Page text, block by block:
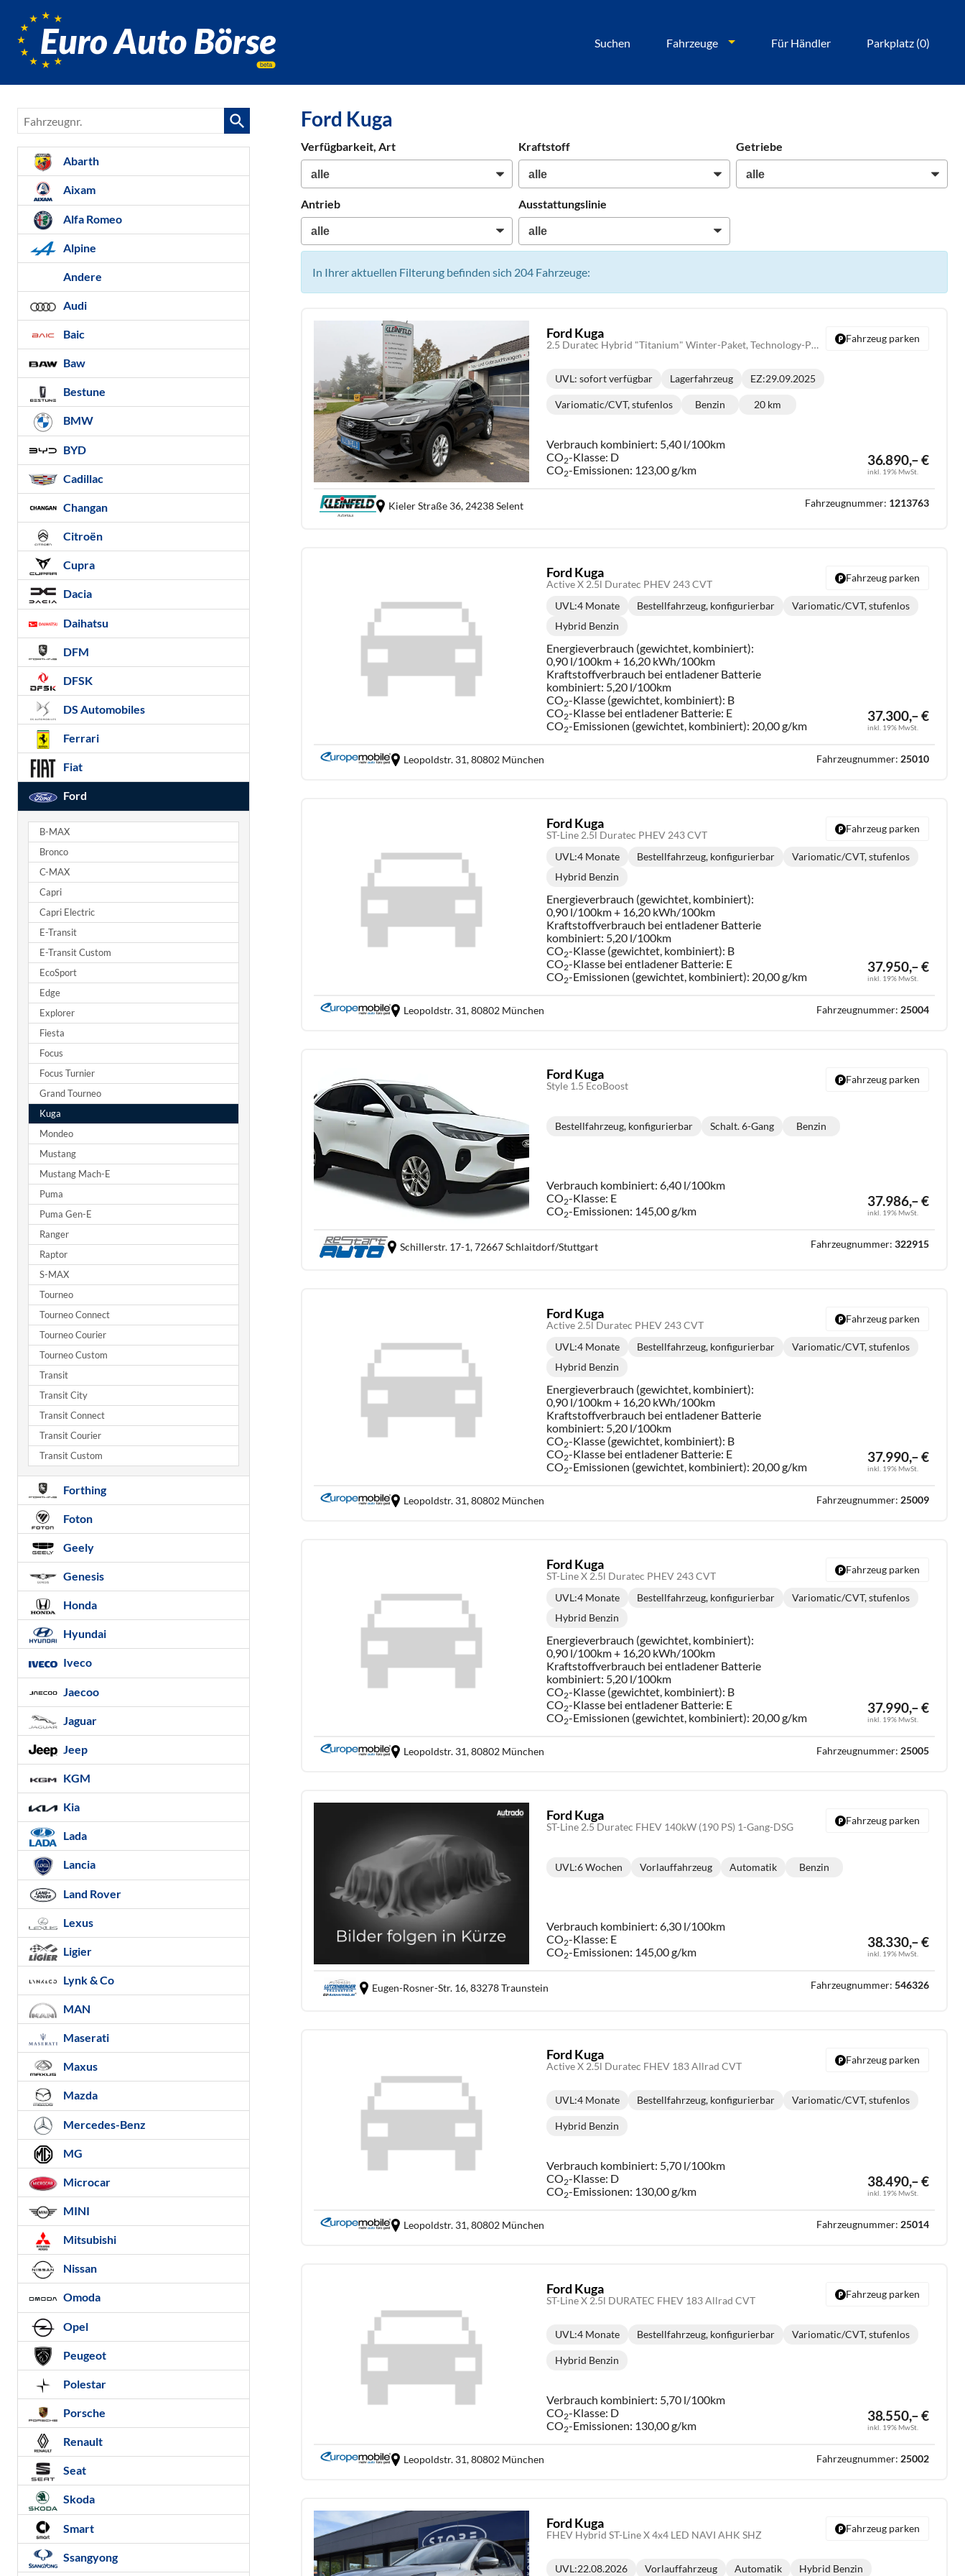
Gebrauchtwagen,
Neuwagen
Suchen Fahrzeuge Für Händler Parkplatz (0)
Ford Kuga
Verfügbarkeit, Art Kraftstoff Getriebe
Antrieb Ausstattungslinie
In Ihrer aktuellen Filterung befinden sich 204 Fahrzeuge:
Ford Kuga
2.5 Duratec Hybrid "Titanium" Winter-Paket, Technology-Paket, el. Panoramadach, AHK abnehmbar
36.890,– €
inkl. 19% MwSt.
Lieferzeit:
UVL: sofort verfügbar Lagerfahrzeug EZ:29.09.2025
Getriebe:
Variomatic/CVT, stufenlos
Kraftstoff:
Benzin
Kilometerstand:
20 km
Verbrauch kombiniert: 5,40 l/100km
CO2-Klasse: D
CO2-Emissionen: 123,00 g/km
Fahrzeug parken
Kieler Straße 36,24238 Selent Fahrzeugnummer: 1213763
Ford Kuga
Active X 2.5l Duratec PHEV 243 CVT
37.300,– €
inkl. 19% MwSt.
UVL:4 Monate Bestellfahrzeug, konfigurierbar
Getriebe:
Variomatic/CVT, stufenlos
Hybrid Benzin
Energieverbrauch (gewichtet, kombiniert):
0,90 l/100km + 16,20 kWh/100km
Kraftstoffverbrauch bei entladener Batterie
kombiniert: 5,20 l/100km
CO2-Klasse (gewichtet, kombiniert): B
CO2-Klasse bei entladener Batterie: E
CO2-Emissionen (gewichtet, kombiniert): 20,00 g/km
Fahrzeug parken
Leopoldstr. 31,80802 München Fahrzeugnummer: 25010
Ford Kuga
ST-Line 2.5l Duratec PHEV 243 CVT
37.950,– €
inkl. 19% MwSt.
UVL:4 Monate Bestellfahrzeug, konfigurierbar
Getriebe:
Variomatic/CVT, stufenlos
Hybrid Benzin
Energieverbrauch (gewichtet, kombiniert):
0,90 l/100km + 16,20 kWh/100km
Kraftstoffverbrauch bei entladener Batterie
kombiniert: 5,20 l/100km
CO2-Klasse (gewichtet, kombiniert): B
CO2-Klasse bei entladener Batterie: E
CO2-Emissionen (gewichtet, kombiniert): 20,00 g/km
Fahrzeug parken
Leopoldstr. 31,80802 München Fahrzeugnummer: 25004
Ford Kuga
Style 1.5 EcoBoost
37.986,– €
inkl. 19% MwSt.
Bestellfahrzeug, konfigurierbar
Getriebe:
Schalt. 6-Gang Benzin
Verbrauch kombiniert:6,40 l/100km
CO2-Klasse: E
CO2-Emissionen: 145,00 g/km
Fahrzeug parken
Schillerstr. 17-1,72667 Schlaitdorf/Stuttgart Fahrzeugnummer: 322915
Ford Kuga
Active 2.5l Duratec PHEV 243 CVT
37.990,– €
inkl. 19% MwSt.
UVL:4 Monate Bestellfahrzeug, konfigurierbar
Getriebe:
Variomatic/CVT, stufenlos
Hybrid Benzin
Energieverbrauch (gewichtet, kombiniert):
0,90 l/100km + 16,20 kWh/100km
Kraftstoffverbrauch bei entladener Batterie
kombiniert: 5,20 l/100km
CO2-Klasse (gewichtet, kombiniert): B
CO2-Klasse bei entladener Batterie: E
CO2-Emissionen (gewichtet, kombiniert): 20,00 g/km
Fahrzeug parken
Leopoldstr. 31,80802 München Fahrzeugnummer: 25009
Ford Kuga
ST-Line X 2.5l Duratec PHEV 243 CVT
37.990,– €
inkl. 19% MwSt.
UVL:4 Monate Bestellfahrzeug, konfigurierbar
Getriebe:
Variomatic/CVT, stufenlos
Hybrid Benzin
Energieverbrauch (gewichtet, kombiniert):
0,90 l/100km + 16,20 kWh/100km
Kraftstoffverbrauch bei entladener Batterie
kombiniert: 5,20 l/100km
CO2-Klasse (gewichtet, kombiniert): B
CO2-Klasse bei entladener Batterie: E
CO2-Emissionen (gewichtet, kombiniert): 20,00 g/km
Fahrzeug parken
Leopoldstr. 31,80802 München Fahrzeugnummer: 25005
Ford Kuga
ST-Line 2.5 Duratec FHEV 140kW (190 PS) 1-Gang-DSG
38.330,– €
inkl. 19% MwSt.
UVL:6 Wochen Vorlauffahrzeug Automatik Benzin
Verbrauch kombiniert:6,30 l/100km
CO2-Klasse: E
CO2-Emissionen: 145,00 g/km
Fahrzeug parken
Eugen-Rosner-Str. 16,83278 Traunstein Fahrzeugnummer: 546326
Ford Kuga
Active X 2.5l Duratec FHEV 183 Allrad CVT
38.490,– €
inkl. 19% MwSt.
Lieferzeit:
UVL:4 Monate Bestellfahrzeug, konfigurierbar
Getriebe:
Variomatic/CVT, stufenlos
Kraftstoff:
Hybrid Benzin
Verbrauch kombiniert: 5,70 l/100km
CO2-Klasse: D
CO2-Emissionen: 130,00 g/km
Fahrzeug parken
Leopoldstr. 31,80802 München Fahrzeugnummer: 25014
Ford Kuga
ST-Line X 2.5l DURATEC FHEV 183 Allrad CVT
38.550,– €
inkl. 19% MwSt.
Lieferzeit:
UVL:4 Monate Bestellfahrzeug, konfigurierbar
Getriebe:
Variomatic/CVT, stufenlos
Kraftstoff:
Hybrid Benzin
Verbrauch kombiniert: 5,70 l/100km
CO2-Klasse: D
CO2-Emissionen: 130,00 g/km
Fahrzeug parken
Leopoldstr. 31,80802 München Fahrzeugnummer: 25002
Ford Kuga
FHEV Hybrid ST-Line X 4x4 LED NAVI AHK SHZ
UVL:22.08.2026 Vorlauffahrzeug Automatik Hybrid Benzin
Fahrzeug parken
Fahrzeugnr.
Abarth
Aixam
Alfa Romeo
Alpine
Andere
Audi
Baic
Baw
Bestune
BMW
BYD
Cadillac
Changan
Citroën
Cupra
Dacia
Daihatsu
DFM
DFSK
DS Automobiles
Ferrari
Fiat
Ford
B-MAX
Bronco
C-MAX
Capri
Capri Electric
E-Transit
E-Transit Custom
EcoSport
Edge
Explorer
Fiesta
Focus
Focus Turnier
Grand Tourneo
Kuga
Mondeo
Mustang
Mustang Mach-E
Puma
Puma Gen-E
Ranger
Raptor
S-MAX
Tourneo
Tourneo Connect
Tourneo Courier
Tourneo Custom
Transit
Transit City
Transit Connect
Transit Courier
Transit Custom
Forthing
Foton
Geely
Genesis
Honda
Hyundai
Iveco
Jaecoo
Jaguar
Jeep
KGM
Kia
Lada
Lancia
Land Rover
Lexus
Ligier
Lynk & Co
MAN
Maserati
Maxus
Mazda
Mercedes-Benz
MG
Microcar
MINI
Mitsubishi
Nissan
Omoda
Opel
Peugeot
Polestar
Porsche
Renault
Seat
Skoda
Smart
Ssangyong